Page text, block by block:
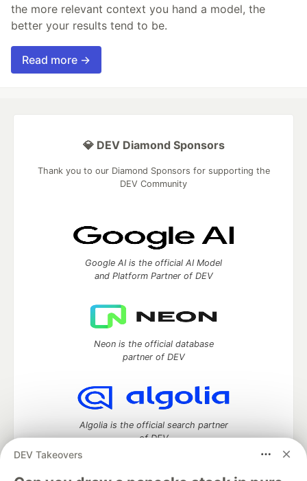
the more relevant context you hand a model, the
better your results tend to be.
Read more →
DEV Takeovers
💎 DEV Diamond Sponsors
Thank you to our Diamond Sponsors for supporting the
DEV Community
Google AI is the official AI Model
and Platform Partner of DEV
Neon is the official database
partner of DEV
Algolia is the official search partner
of DEV